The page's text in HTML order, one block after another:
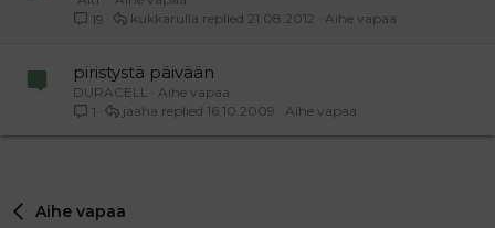
19
Aihe vapaa
21.08.2012
kukkarulla
piristystä päivään
DURACELL
Aihe vapaa
1
Aihe vapaa
16.10.2009
jaaha
Aihe vapaa